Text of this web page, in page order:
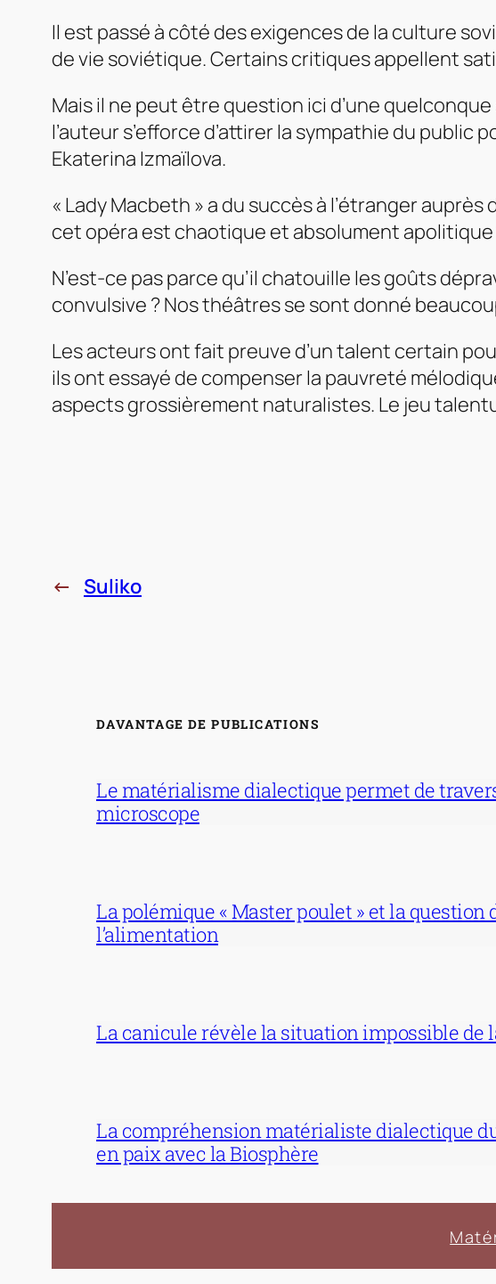
Il est passé à côté des exigences de la culture
de vie soviétique. Certains critiques appellent
Mais il ne peut être question ici d’une
l’auteur s’efforce d’attirer la sympathie du
Ekaterina Izmaïlova.
« Lady Macbeth » a du succès à l’étranger
cet opéra est chaotique et absolument apolitique
N’est-ce pas parce qu’il chatouille les goûts
convulsive ? Nos théâtres se sont donné
Les acteurs ont fait preuve d’un talent certain
ils ont essayé de compenser la pauvreté
aspects grossièrement naturalistes. Le jeu
← Suliko
DAVANTAGE DE PUBLICATIONS
Le matérialisme dialectique permet de
microscope
La polémique « Master poulet » et la
l’alimentation
La canicule révèle la situation impossible de
La compréhension matérialiste dialectique
en paix avec la Biosphère